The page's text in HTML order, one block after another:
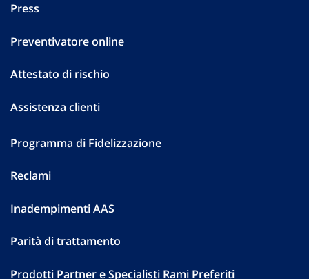
Press
Preventivatore online
Attestato di rischio
Assistenza clienti
Programma di Fidelizzazione
Reclami
Inadempimenti AAS
Parità di trattamento
Prodotti Partner e Specialisti Rami Preferiti